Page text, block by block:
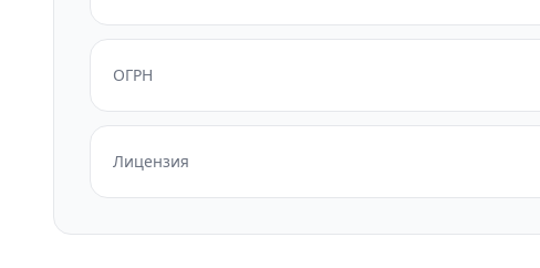
ОГРН
Лицензия